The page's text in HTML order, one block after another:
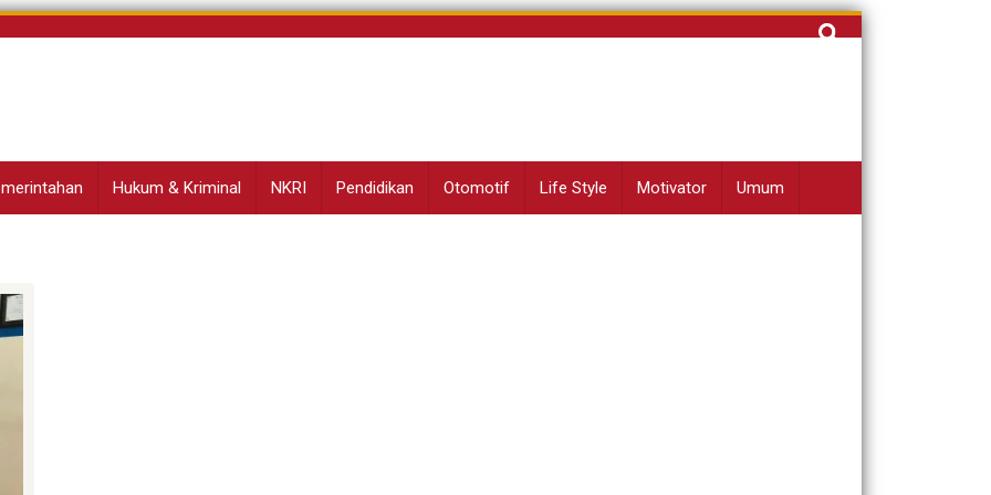
Cari
Hukum & Kriminal NKRI Pendidikan Otomotif Life Style Motivator Umum